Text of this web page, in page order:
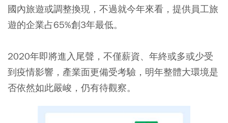
國內旅遊或調整換現，不過就今年來看，提供員工旅
遊的企業占65%創3年最低。
2020年即將進入尾聲，不僅薪資、年終或多或少受
到疫情影響，產業面更備受考驗，明年整體大環境是
否依然如此嚴峻，仍有待觀察。